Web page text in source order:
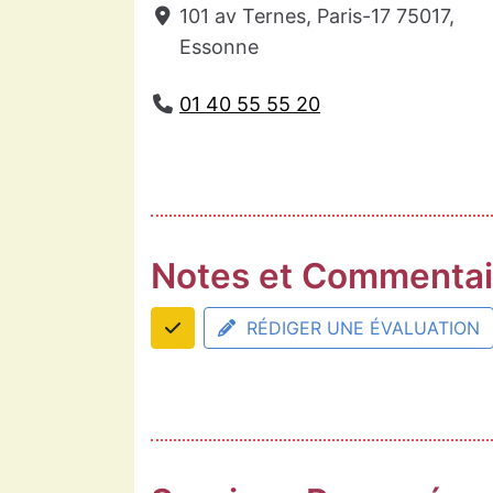
101 av Ternes, Paris-17 75017,
Essonne
01 40 55 55 20
Notes et
RÉDIGER UNE ÉVALUATION